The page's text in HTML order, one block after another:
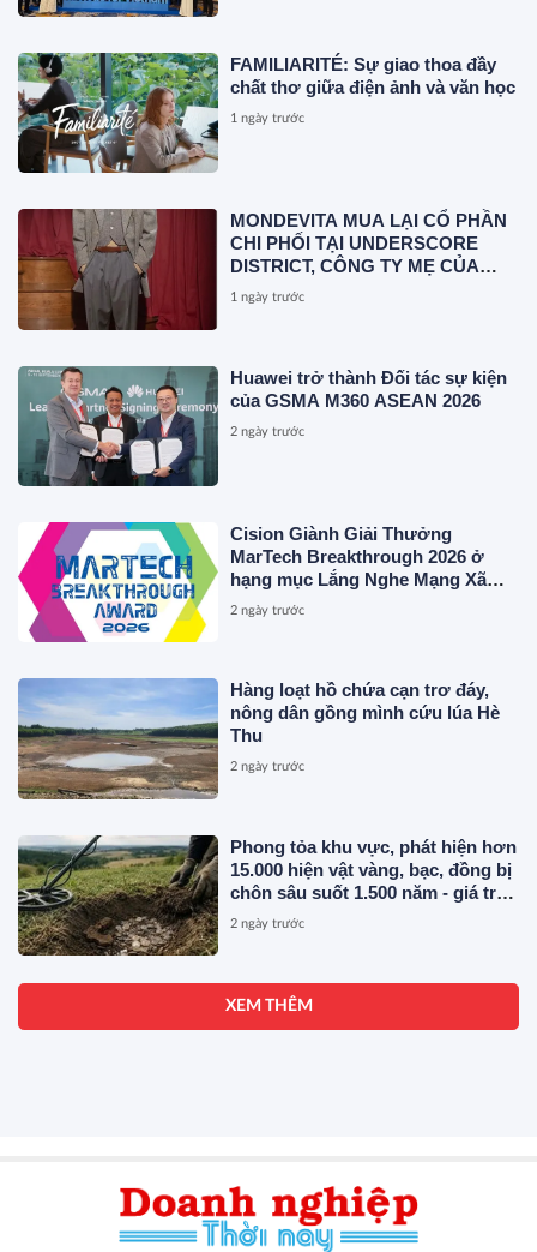
FAMILIARITÉ: Sự giao thoa đầy
chất thơ giữa điện ảnh và văn học
1 ngày trước
MONDEVITA MUA LẠI CỔ PHẦN
CHI PHỐI TẠI UNDERSCORE
DISTRICT, CÔNG TY MẸ CỦA
MAGLIANO, ĐÁNH DẤU BƯỚC
1 ngày trước
Huawei trở thành Đối tác sự kiện
của GSMA M360 ASEAN 2026
2 ngày trước
Cision Giành Giải Thưởng
MarTech Breakthrough 2026 ở
hạng mục Lắng Nghe Mạng Xã
Hội, Phân Phối Thông Cáo Báo
2 ngày trước
Hàng loạt hồ chứa cạn trơ đáy,
nông dân gồng mình cứu lúa Hè
Thu
2 ngày trước
Phong tỏa khu vực, phát hiện hơn
15.000 hiện vật vàng, bạc, đồng bị
chôn sâu suốt 1.500 năm - giá trị
tương đương 63 tỷ đồng
2 ngày trước
XEM THÊM